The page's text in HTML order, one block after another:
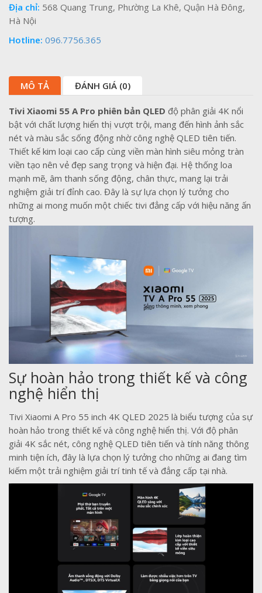
Địa chỉ: 568 Quang Trung, Phường La Khê, Quận Hà Đông,
Hà Nội
Hotline: 096.7756.365
MÔ TẢ ĐÁNH GIÁ (0)
Tivi Xiaomi 55 A Pro phiên bản QLED độ phân giải 4K nổi
bật với chất lượng hiển thị vượt trội, mang đến hình ảnh sắc
nét và màu sắc sống động nhờ công nghệ QLED tiên tiến.
Thiết kế kim loại cao cấp cùng viền màn hình siêu mỏng tràn
viền tạo nên vẻ đẹp sang trọng và hiện đại. Hệ thống loa
mạnh mẽ, âm thanh sống động, chân thực, mang lại trải
nghiệm giải trí đỉnh cao. Đây là sự lựa chọn lý tưởng cho
những ai mong muốn một chiếc tivi đẳng cấp với hiệu năng ấn
tượng.
Sự hoàn hảo trong thiết kế và công
nghệ hiển thị
Tivi Xiaomi A Pro 55 inch 4K QLED 2025 là biểu tượng của sự
hoàn hảo trong thiết kế và công nghệ hiển thị. Với độ phân
giải 4K sắc nét, công nghệ QLED tiên tiến và tính năng thông
minh tiện ích, đây là lựa chọn lý tưởng cho những ai đang tìm
kiếm một trải nghiệm giải trí tinh tế và đẳng cấp tại nhà.